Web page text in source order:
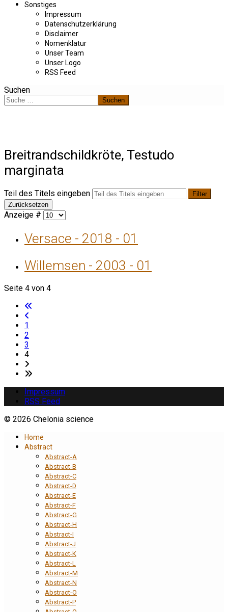
Sonstiges
Impressum
Datenschutzerklärung
Disclaimer
Nomenklatur
Unser Team
Unser Logo
RSS Feed
Suchen
Suchen
Breitrandschildkröte, Testudo
marginata
Teil des Titels eingeben
Filter
Zurücksetzen
Anzeige #
Versace - 2018 - 01
Willemsen - 2003 - 01
Seite 4 von 4
1
2
3
4
Impressum
RSS Feed
© 2026 Chelonia science
Home
Abstract
Abstract-A
Abstract-B
Abstract-C
Abstract-D
Abstract-E
Abstract-F
Abstract-G
Abstract-H
Abstract-I
Abstract-J
Abstract-K
Abstract-L
Abstract-M
Abstract-N
Abstract-O
Abstract-P